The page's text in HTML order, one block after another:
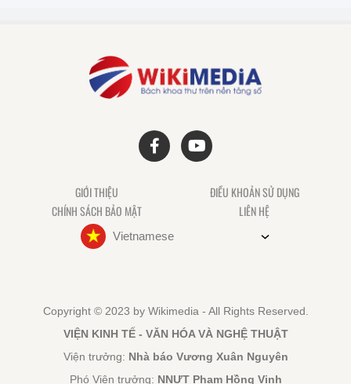
GIỚI THIỆU
ĐIỀU KHOẢN SỬ DỤNG
CHÍNH SÁCH BẢO MẬT
LIÊN HỆ
Vietnamese
Copyright © 2023 by Wikimedia - All Rights Reserved.
VIỆN KINH TẾ - VĂN HÓA VÀ NGHỆ THUẬT
Viện trưởng: Nhà báo Vương Xuân Nguyên
Phó Viện trưởng: NNƯT Phạm Hồng Vinh